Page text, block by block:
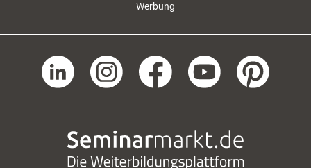
Werbung